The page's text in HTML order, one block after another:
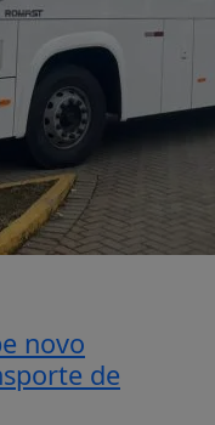
novo
de